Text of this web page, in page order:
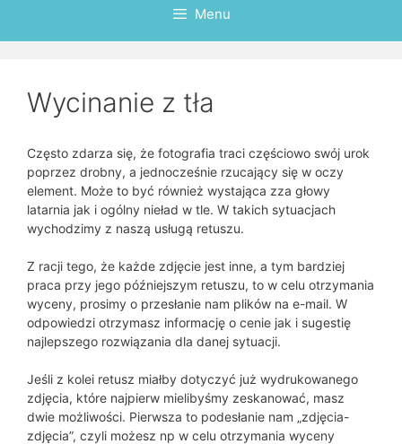
Menu
Wycinanie z tła
Często zdarza się, że fotografia traci częściowo swój urok
poprzez drobny, a jednocześnie rzucający się w oczy
element. Może to być również wystająca zza głowy
latarnia jak i ogólny nieład w tle. W takich sytuacjach
wychodzimy z naszą usługą retuszu.
Z racji tego, że każde zdjęcie jest inne, a tym bardziej
praca przy jego późniejszym retuszu, to w celu otrzymania
wyceny, prosimy o przesłanie nam plików na e-mail. W
odpowiedzi otrzymasz informację o cenie jak i sugestię
najlepszego rozwiązania dla danej sytuacji.
Jeśli z kolei retusz miałby dotyczyć już wydrukowanego
zdjęcia, które najpierw mielibyśmy zeskanować, masz
dwie możliwości. Pierwsza to podesłanie nam „zdjęcia-
zdjęcia”, czyli możesz np w celu otrzymania wyceny